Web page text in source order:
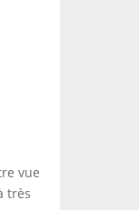
vue
très